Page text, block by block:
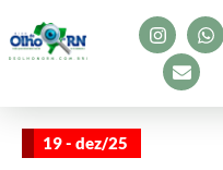
19 - dez/25